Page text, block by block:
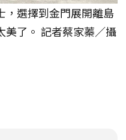
，選擇到金門展開離島
美了。 記者蔡家蓁／攝